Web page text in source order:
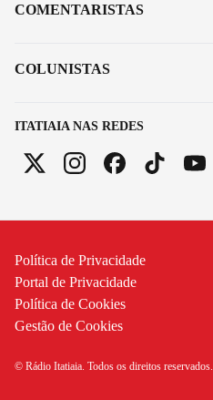
ITATIAIA NAS REDES
COMENTARISTAS
COLUNISTAS
Política de Privacidade
Portal de Privacidade
Política de Cookies
Gestão de Cookies
© Rádio Itatiaia. Todos os direitos reservados.